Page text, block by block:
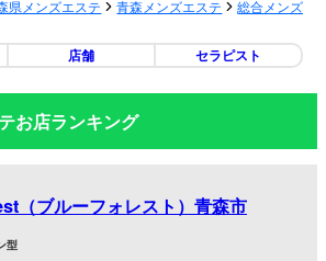
県メンズエステ 青森メンズエステ 総合メンズエ
店舗 セラピスト
お店ランキング
（ブルーフォレスト）青森市
型